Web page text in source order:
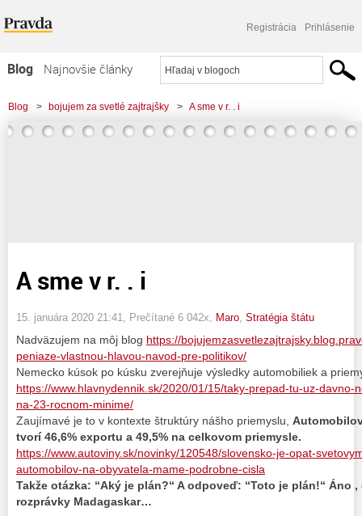
Registrácia Prihlásenie
Blog
Najnovšie články
Najčítanejšie články
Najkomentovanejšie články
Blog > bojujem za svetlé zajtrajšky > A sme v r. . i
A sme v r. . i
15. januára 2020 21:41 , Prečítané 6 042x, Maro Stratégia štátu
Nadväzujem na môj blog https://
peniaze-vlastnou-hlavou-navod-pre-politikov/
Nemecko kúsok po kúsku zverejňuje výsledky automobiliek a
https://www.hlavnydennik.sk/2020/01/15/taky-prepad-tu-uz-davno-
na-23-rocnom-minime/
Zaujímavé je to v kontexte štruktúry nášho priemyslu,
tvorí 46,6% exportu a 49,5% na celkovom priemysle.
https://www.autoviny.sk/novinky/120548/slovensko-je-opat-
automobilov-na-obyvatela-mame-podrobne-cisla
Takže otázka: “Aký je plán?“ A odpoveď: “Toto je plán!“ Áno
rozprávky Madagaskar…